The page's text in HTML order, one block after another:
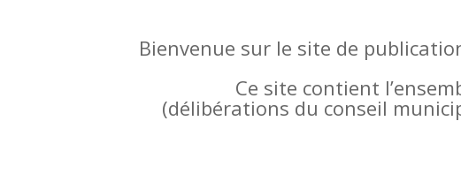
Bienvenue sur le site de
Ce site contient
(délibérations du conseil